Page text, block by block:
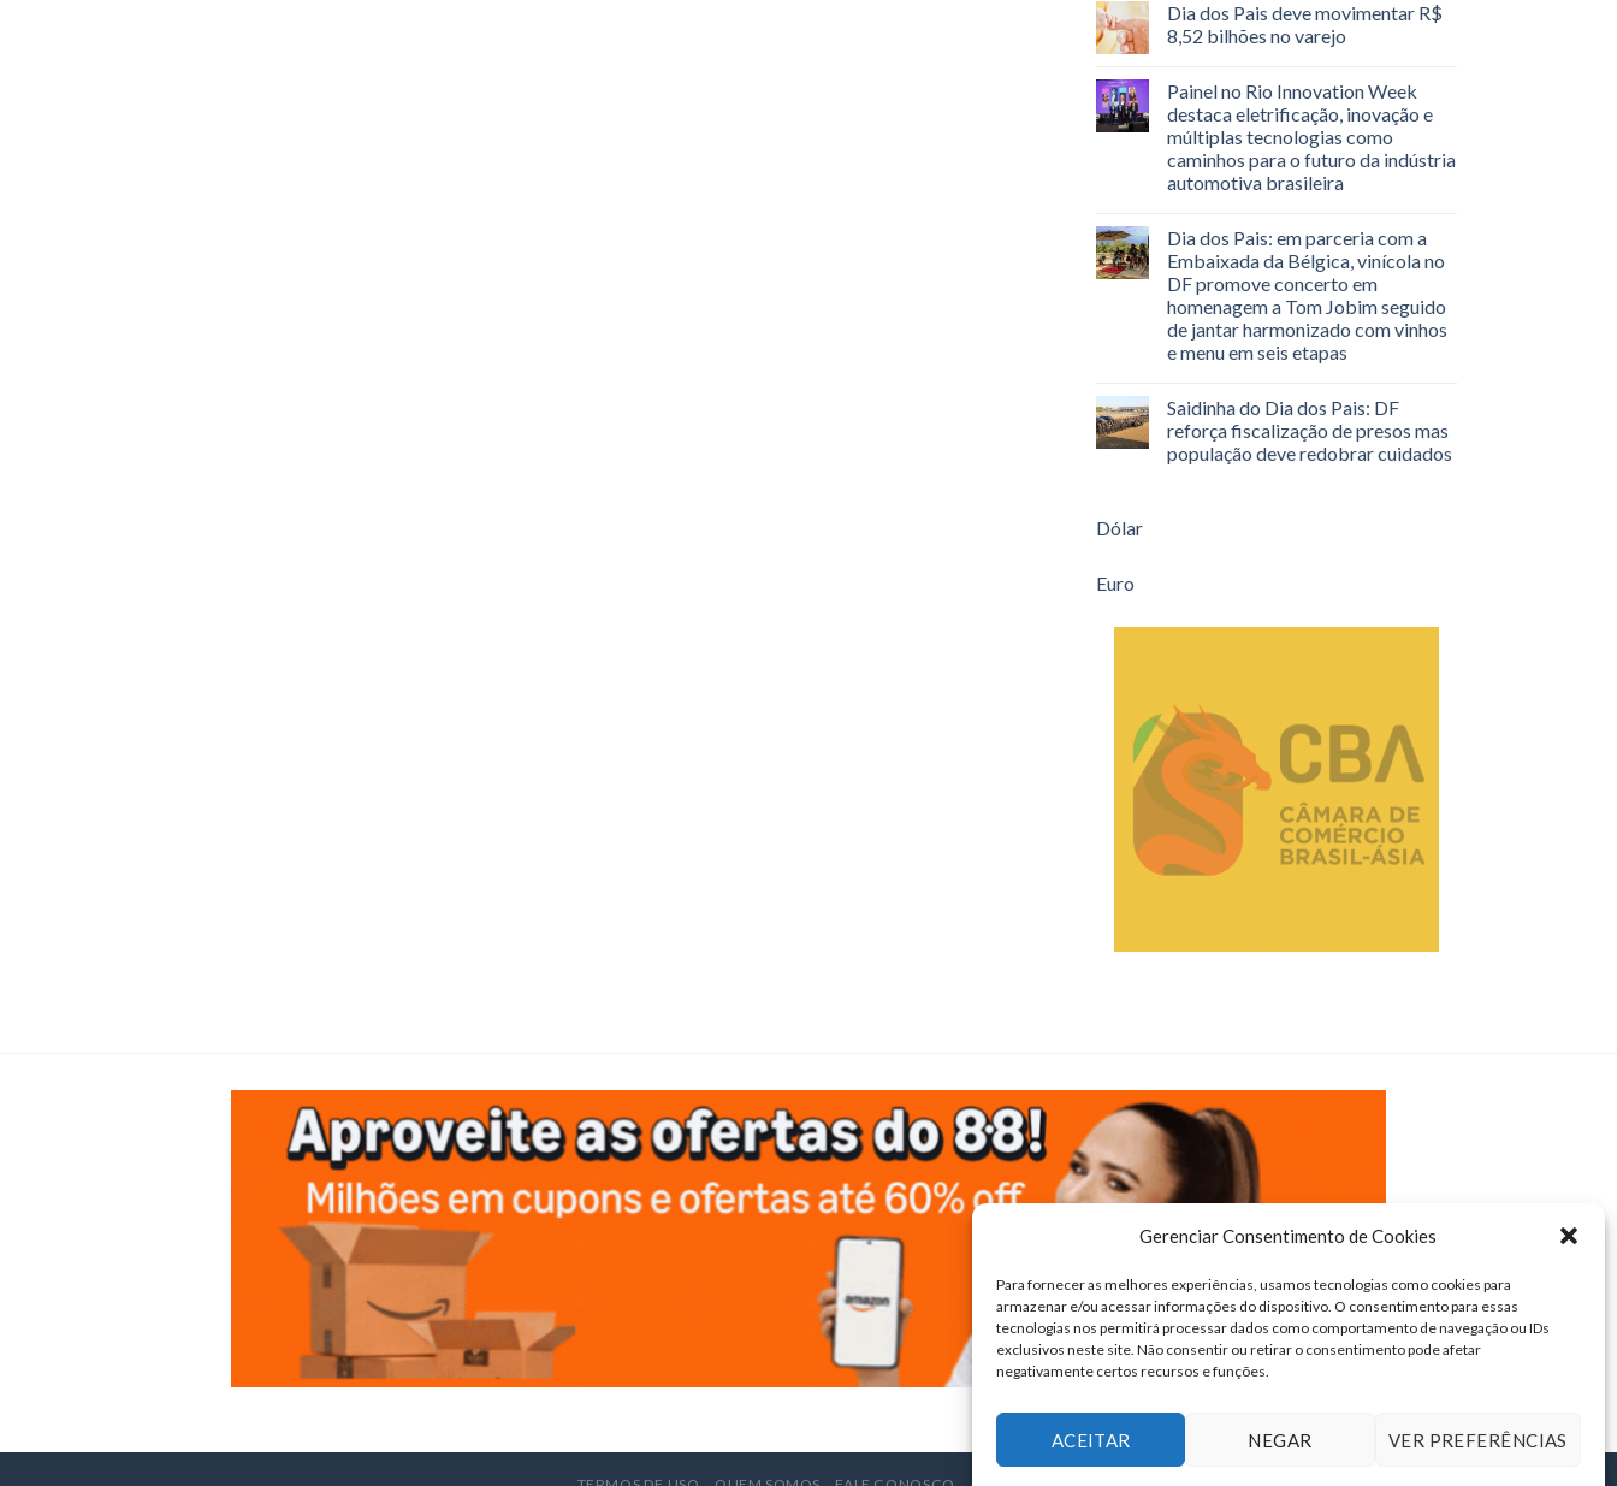
Gerenciar Consentimento de Cookies
Para fornecer as melhores experiências, usamos tecnologias como cookies para
armazenar e/ou acessar informações do dispositivo. O consentimento para essas
tecnologias nos permitirá processar dados como comportamento de navegação ou IDs
exclusivos neste site. Não consentir ou retirar o consentimento pode afetar
negativamente certos recursos e funções.
ACEITAR NEGAR VER PREFERÊNCIAS
Dia dos Pais deve movimentar R$
8,52 bilhões no varejo
Painel no Rio Innovation Week
destaca eletrificação, inovação e
múltiplas tecnologias como
caminhos para o futuro da indústria
automotiva brasileira
Dia dos Pais: em parceria com a
Embaixada da Bélgica, vinícola no
DF promove concerto em
homenagem a Tom Jobim seguido
de jantar harmonizado com vinhos
e menu em seis etapas
Saidinha do Dia dos Pais: DF
reforça fiscalização de presos mas
população deve redobrar cuidados
Dólar
Euro